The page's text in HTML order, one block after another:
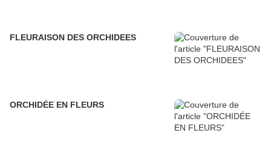
FLEURAISON DES ORCHIDEES
ORCHIDÉE EN FLEURS